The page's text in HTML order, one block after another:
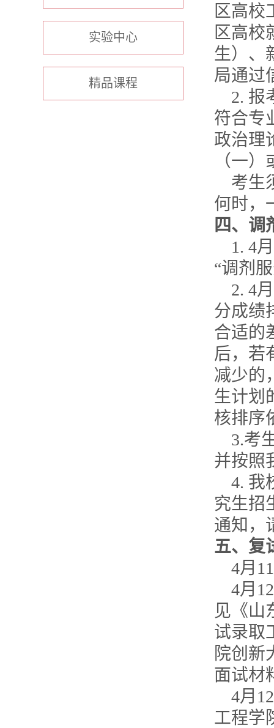
实验中心
精品课程
区高校
区高校
生）、
局通过
2. 报
符合专
政治理
（一）
考生
何时，
四、调
1. 4月
“调剂
2. 4月
分成绩
合适的
后，若
减少的
生计划
核排序
3.考
并按照
4. 我
究生招
通知，
五、复
4月
4月 12
见《山
试录取
院创新
面试材
4月 12
工程学